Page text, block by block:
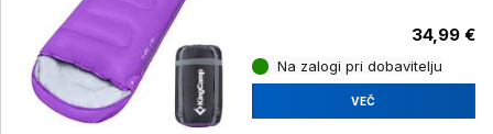
34,99 €
Na zalogi pri dobavitelju
VEČ